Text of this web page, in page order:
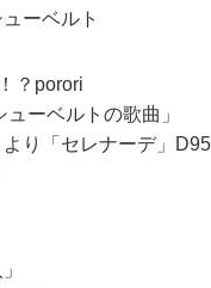
ーベルト
？porori
ーベルトの歌曲」
より「セレナーデ」